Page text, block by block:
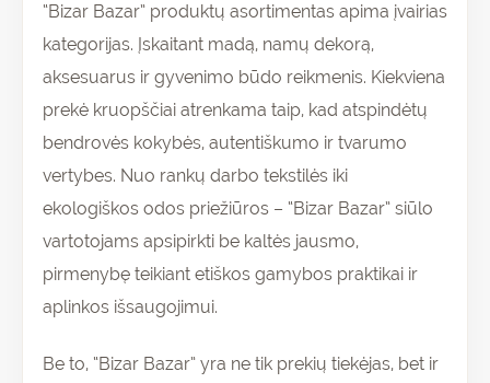
“Bizar Bazar” produktų asortimentas apima įvairias
kategorijas. Įskaitant madą, namų dekorą,
aksesuarus ir gyvenimo būdo reikmenis. Kiekviena
prekė kruopščiai atrenkama taip, kad atspindėtų
bendrovės kokybės, autentiškumo ir tvarumo
vertybes. Nuo rankų darbo tekstilės iki
ekologiškos odos priežiūros – “Bizar Bazar” siūlo
vartotojams apsipirkti be kaltės jausmo,
pirmenybę teikiant etiškos gamybos praktikai ir
aplinkos išsaugojimui.
Be to, “Bizar Bazar” yra ne tik prekių tiekėjas, bet ir